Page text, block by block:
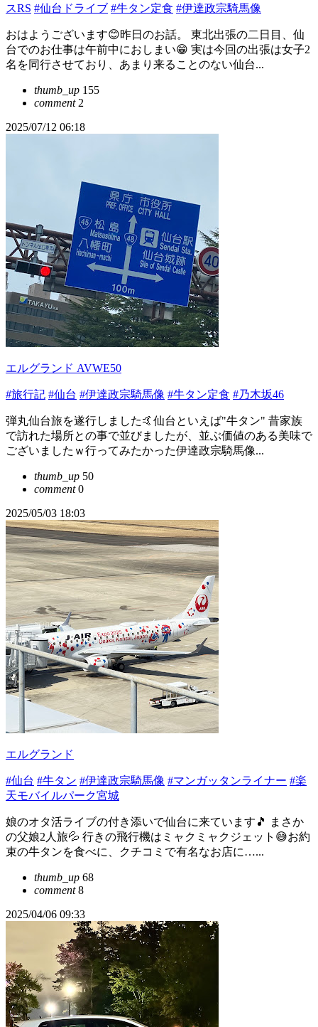
スRS #仙台ドライブ #牛タン定食 #伊達政宗騎馬像
おはようございます😊昨日のお話。 東北出張の二日目、仙
台でのお仕事は午前中におしまい😁 実は今回の出張は女子2
名を同行させており、あまり来ることのない仙台...
thumb_up 155
comment2
2025/07/12 06:18
エルグランド AVWE50
#旅行記 #仙台 #伊達政宗騎馬像 #牛タン定食 #乃木坂46
弾丸仙台旅を遂行しました🤙仙台といえば"牛タン" 昔家族
で訪れた場所との事で並びましたが、並ぶ価値のある美味で
ございましたｗ行ってみたかった伊達政宗騎馬像...
thumb_up 50
comment0
2025/05/03 18:03
エルグランド
#仙台 #牛タン #伊達政宗騎馬像 #マンガッタンライナー #楽
天モバイルパーク宮城
娘のオタ活ライブの付き添いで仙台に来ています🎵 まさか
の父娘2人旅💦 行きの飛行機はミャクミャクジェット😅お約
束の牛タンを食べに、クチコミで有名なお店に…...
thumb_up 68
comment8
2025/04/06 09:33